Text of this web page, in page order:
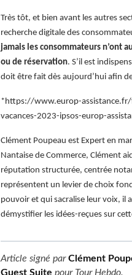
Très tôt, et bien avant les autres
recherche digitale des
jamais les consommateurs n’ont
ou de réservation. S’il est
doit être fait dès aujourd’hui afin
*https://www.europ-
vacances-2023-ipsos-europ-
Clément Poupeau est Expert en
Nantaise de Commerce, Clément
réputation structurée, centrée
représentent un levier de choix
pouvoir et qui sacralise leur voix, il
démystifier les idées-reçues sur
Article signé parClément
Guest Suite pour Tour Hebdo.